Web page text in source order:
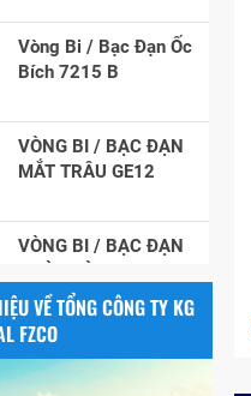
Bích 7215 B
MẮT TRÂU GE12
CHÀ TRÒN 51106
VÒNG BI / BẠC ĐẠN
NHÀO CÀ NA 24134
VỀ TỔNG CÔNG TY KG
FZCO